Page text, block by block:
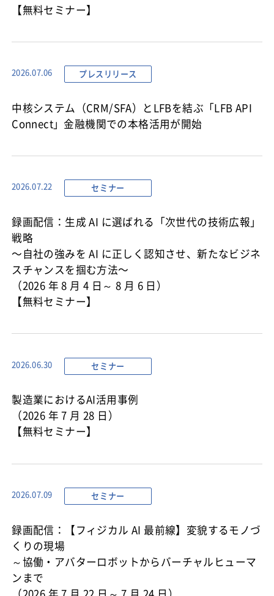
【無料セミナー】
2026.07.06 プレスリリース
中核システム（CRM/SFA）とLFBを結ぶ「LFB API
Connect」金融機関での本格活用が開始
2026.07.22 セミナー
録画配信：生成 AI に選ばれる「次世代の技術広報」
戦略
〜自社の強みを AI に正しく認知させ、新たなビジネ
スチャンスを掴む方法〜
（2026 年 8 月 4 日～ 8 月 6 日）
【無料セミナー】
2026.06.30 セミナー
製造業におけるAI活用事例
（2026 年 7 月 28 日）
【無料セミナー】
2026.07.09 セミナー
録画配信：【フィジカル AI 最前線】変貌するモノづ
くりの現場
～協働・アバターロボットからバーチャルヒューマ
ンまで
（2026 年 7 月 22 日～ 7 月 24 日）